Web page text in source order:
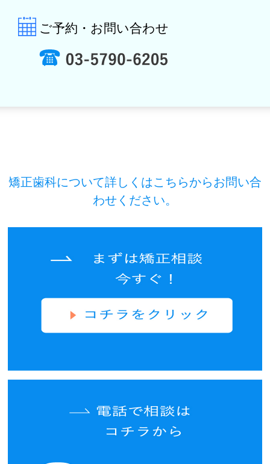
ご予約・お問い合わせ
矯正歯科について詳しくはこちらからお問い合
わせください。